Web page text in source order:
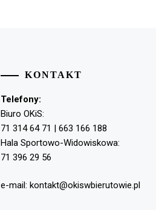
KONTAKT
Telefony:
Biuro OKiS:
71 314 64 71 | 663 166 188
Hala Sportowo-Widowiskowa:
71 396 29 56
e-mail: kontakt@okiswbierutowie.pl